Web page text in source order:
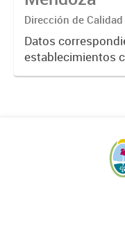
Dirección de
Turísticos
Datos
establecimientos
provén servicios